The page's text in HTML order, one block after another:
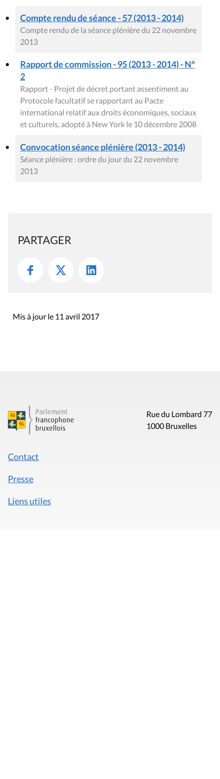
Compte rendu de séance - 57 (2013 - 2014)
Compte rendu de la séance plénière du 22 novembre
2013
Rapport de commission - 95 (2013 - 2014) - N°
2
Rapport - Projet de décret portant assentiment au
Protocole facultatif se rapportant au Pacte
international relatif aux droits économiques, sociaux
et culturels, adopté à New York le 10 décembre 2008
Convocation séance plénière (2013 - 2014)
Séance plénière : ordre du jour du 22 novembre
2013
PARTAGER
Mis à jour le 11 avril 2017
Rue du Lombard 77
1000 Bruxelles
Contact
Presse
Liens utiles